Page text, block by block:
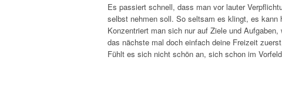
Es passiert schnell, dass man vor lauter
selbst nehmen soll. So seltsam es klingt, es kann
Konzentriert man sich nur auf Ziele und
das nächste mal doch einfach deine Freizeit
Fühlt es sich nicht schön an, sich schon im